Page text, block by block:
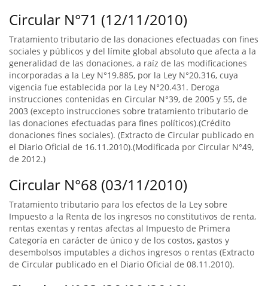
Circular N°71 (12/11/2010)
Tratamiento tributario de las donaciones efectuadas con fines
sociales y públicos y del límite global absoluto que afecta a la
generalidad de las donaciones, a raíz de las modificaciones
incorporadas a la Ley N°19.885, por la Ley N°20.316, cuya
vigencia fue establecida por la Ley N°20.431. Deroga
instrucciones contenidas en Circular N°39, de 2005 y 55, de
2003 (excepto instrucciones sobre tratamiento tributario de
las donaciones efectuadas para fines políticos).(Crédito
donaciones fines sociales). (Extracto de Circular publicado en
el Diario Oficial de 16.11.2010).(Modificada por Circular N°49,
de 2012.)
Circular N°68 (03/11/2010)
Tratamiento tributario para los efectos de la Ley sobre
Impuesto a la Renta de los ingresos no constitutivos de renta,
rentas exentas y rentas afectas al Impuesto de Primera
Categoría en carácter de único y de los costos, gastos y
desembolsos imputables a dichos ingresos o rentas (Extracto
de Circular publicado en el Diario Oficial de 08.11.2010).